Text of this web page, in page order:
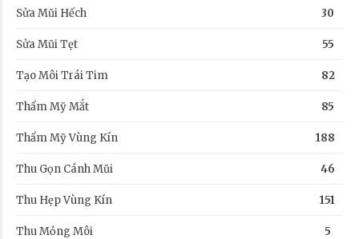
Sửa Mũi Hếch 30
Sửa Mũi Tẹt 55
Tạo Môi Trái Tim 82
Thẩm Mỹ Mắt 85
Thẩm Mỹ Vùng Kín 188
Thu Gọn Cánh Mũi 46
Thu Hẹp Vùng Kín 151
Thu Mỏng Môi 5